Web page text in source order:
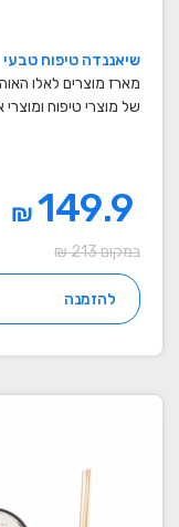
שיאננדה טיפוח טבעי
מארז מוצרים לאלו
של מוצרי טיפוח ומוצרי
149.9
₪
במקום 213 ₪
להזמנה